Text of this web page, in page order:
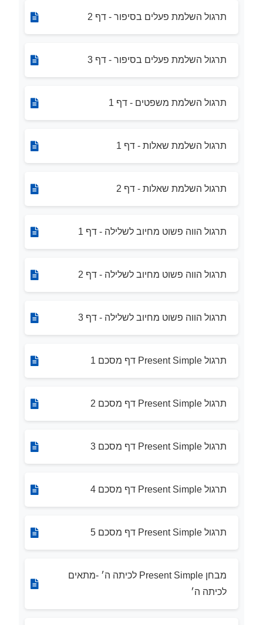
תרגול השלמת פעלים בסיפור - דף 2
תרגול השלמת פעלים בסיפור - דף 3
תרגול השלמת משפטים - דף 1
תרגול השלמת שאלות - דף 1
תרגול השלמת שאלות - דף 2
תרגול הווה פשוט מחיוב לשלילה - דף 1
תרגול הווה פשוט מחיוב לשלילה - דף 2
תרגול הווה פשוט מחיוב לשלילה - דף 3
תרגול Present Simple דף מסכם 1
תרגול Present Simple דף מסכם 2
תרגול Present Simple דף מסכם 3
תרגול Present Simple דף מסכם 4
תרגול Present Simple דף מסכם 5
מבחן Present Simple לכיתה ה׳ -מתאים
לכיתה ה׳